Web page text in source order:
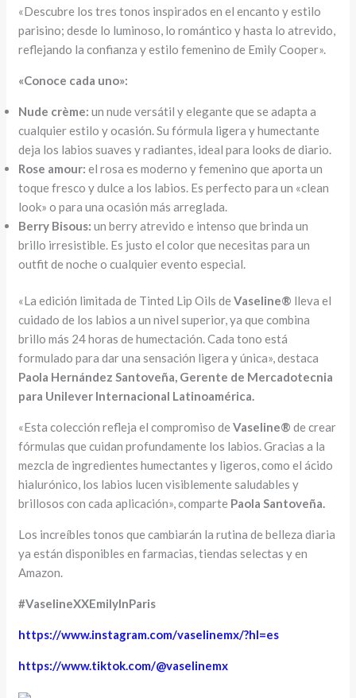
«Descubre los tres tonos inspirados en el encanto y estilo
parisino; desde lo luminoso, lo romántico y hasta lo atrevido,
reflejando la confianza y estilo femenino de Emily Cooper».
«Conoce cada uno»:
Nude crème: un nude versátil y elegante que se adapta a
cualquier estilo y ocasión. Su fórmula ligera y humectante
deja los labios suaves y radiantes, ideal para looks de diario.
Rose amour: el rosa es moderno y femenino que aporta un
toque fresco y dulce a los labios. Es perfecto para un «clean
look» o para una ocasión más arreglada.
Berry Bisous: un berry atrevido e intenso que brinda un
brillo irresistible. Es justo el color que necesitas para un
outfit de noche o cualquier evento especial.
«La edición limitada de Tinted Lip Oils deVaseline® lleva el
cuidado de los labios a un nivel superior, ya que combina
brillo más 24 horas de humectación. Cada tono está
formulado para dar una sensación ligera y única», destaca
Paola Hernández Santoveña, Gerente de Mercadotecnia
para Unilever Internacional Latinoamérica.
«Esta colección refleja el compromiso deVaseline®de crear
fórmulas que cuidan profundamente los labios. Gracias a la
mezcla de ingredientes humectantes y ligeros, como el ácido
hialurónico, los labios lucen visiblemente saludables y
brillosos con cada aplicación», comparte Paola Santoveña.
Los increíbles tonos que cambiarán la rutina de belleza diaria
ya están disponibles en farmacias, tiendas selectas y en
Amazon.
#VaselineXXEmilyInParis
https://www.instagram.com/vaselinemx/?hl=es
https://www.tiktok.com/@vaselinemx